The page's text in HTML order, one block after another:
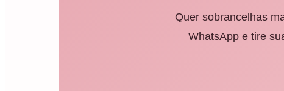
Quer sobrancelhas
WhatsApp e tire